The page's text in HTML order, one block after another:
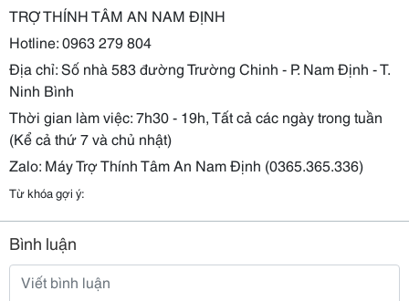
TRỢ THÍNH TÂM AN NAM ĐỊNH
Hotline: 0963 279 804
Địa chỉ: Số nhà 583 đường Trường Chinh - P. Nam Định - T.
Ninh Bình
Thời gian làm việc: 7h30 - 19h, Tất cả các ngày trong tuần
(Kể cả thứ 7 và chủ nhật)
Zalo: Máy Trợ Thính Tâm An Nam Định (0365.365.336)
Từ khóa gợi ý:
Bình luận